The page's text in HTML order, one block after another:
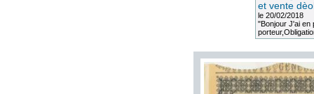
et vente
le 20/02/2018
"Bonjour J'ai en